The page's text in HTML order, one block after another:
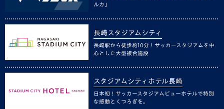
ルカ」
長崎スタジアムシティ
長崎駅から徒歩約10分！サッカースタジアムを中
心とした大型複合施設
スタジアムシティホテル長崎
日本初！サッカースタジアムビューホテルで特別
な感動とくつろぎを。